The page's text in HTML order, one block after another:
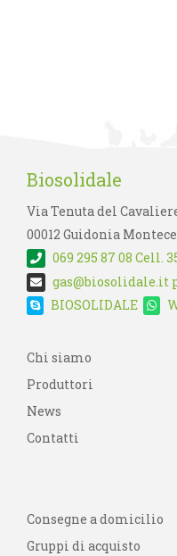
Biosolidale
Via Tenuta del
00012 Guidonia
069 295 87 08 Cell.
gas@biosolidale.it
BIOSOLIDALE
Chi siamo
Produttori
News
Contatti
Consegne a domicilio
Gruppi di acquisto